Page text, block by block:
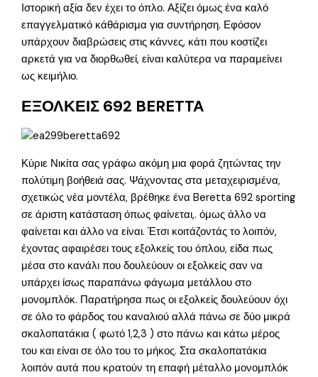
Ιστορική αξία δεν έχει το όπλο. Αξίζει όμως ένα καλό
επαγγελματικό κάθάρισμα για συντήρηση. Εφόσον
υπάρχουν διαβρώσεις στις κάννες, κάτι που κοστίζει
αρκετά για να διορθωθεί, είναι καλύτερα να παραμείνει
ως κειμήλιο.
ΕΞΟΛΚΕΙΣ 692 BERETTA
Κύριε Νικίτα σας γράφω ακόμη μια φορά ζητώντας την
πολύτιμη βοήθειά σας. Ψάχνοντας στα μεταχειρισμένα,
σχετικώς νέα μοντέλα, βρέθηκε ένα Beretta 692 sporting
σε άριστη κατάσταση όπως φαίνεται,. όμως άλλο να
φαίνεται και άλλο να είναι. Έτσι κοιτάζοντάς το λοιπόν,
έχοντας αφαιρέσει τους εξολκείς του όπλου, είδα πως
μέσα στο κανάλι που δουλεύουν οι εξολκείς σαν να
υπάρχει ίσως παραπάνω φάγωμα μετάλλου στο
μονομπλόκ. Παρατήρησα πως οι εξολκείς δουλεύουν όχι
σε όλο το φάρδος του καναλιού αλλά πάνω σε δύο μικρά
σκαλοπατάκια ( φωτό 1,2,3 ) στο πάνω και κάτω μέρος
του και είναι σε όλο του το μήκος. Στα σκαλοπατάκια
λοιπόν αυτά που κρατούν τη επαφή μέταλλο μονομπλόκ